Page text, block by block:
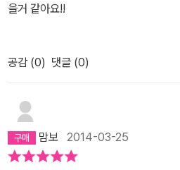
을거 같아요!!
공감 (0) 댓글 (0)
맘보 2014-03-25